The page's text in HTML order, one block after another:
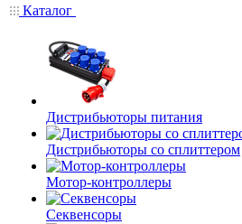
Каталог
Дистрибьюторы питания
Дистрибьюторы со сплиттером
Мотор-контроллеры
Секвенсоры